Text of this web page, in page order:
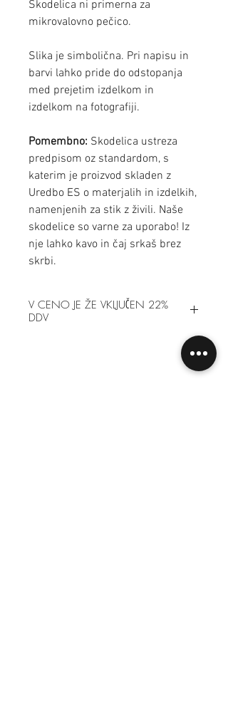
Skodelica ni primerna za
mikrovalovno pečico.
Slika je simbolična. Pri napisu in
barvi lahko pride do odstopanja
med prejetim izdelkom in
izdelkom na fotografiji.
Pomembno: Skodelica ustreza
predpisom oz standardom, s
katerim je proizvod skladen z
Uredbo ES o materjalih in izdelkih,
namenjenih za stik z živili. Naše
skodelice so varne za uporabo! Iz
nje lahko kavo in čaj srkaš brez
skrbi.
V CENO JE ŽE VKLJUČEN 22%
DDV